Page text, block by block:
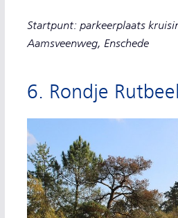
Startpunt: parkeerplaats
Aamsveenweg, Enschede
6. Rondje